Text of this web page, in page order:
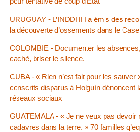
URUGUAY - L’INDDHH a émis des
la découverte d’ossements dans le
COLOMBIE - Documenter les
caché, briser le silence.
CUBA - « Rien n’est fait pour les sauver
conscrits disparus à Holguín dénoncent
réseaux sociaux
GUATEMALA - « Je ne veux pas devoir
cadavres dans la terre. » 70 familles